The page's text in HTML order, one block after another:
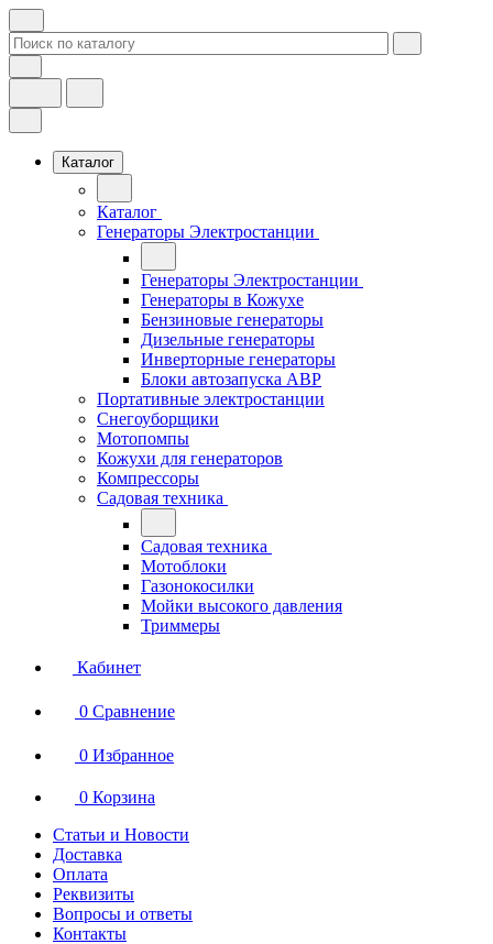
Каталог
Каталог
Генераторы Электростанции
Генераторы Электростанции
Генераторы в Кожухе
Бензиновые генераторы
Дизельные генераторы
Инверторные генераторы
Блоки автозапуска АВР
Портативные электростанции
Снегоуборщики
Мотопомпы
Кожухи для генераторов
Компрессоры
Садовая техника
Садовая техника
Мотоблоки
Газонокосилки
Мойки высокого давления
Триммеры
Кабинет
0 Сравнение
0 Избранное
0 Корзина
Статьи и Новости
Доставка
Оплата
Реквизиты
Вопросы и ответы
Контакты